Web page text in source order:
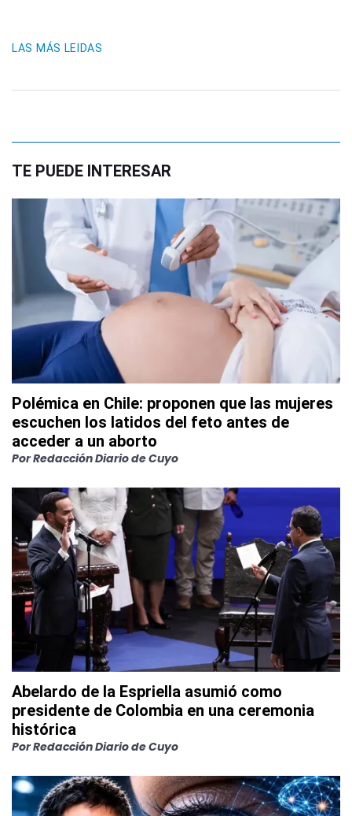
LAS MÁS LEIDAS
TE PUEDE INTERESAR
Polémica en Chile: proponen que las mujeres
escuchen los latidos del feto antes de
acceder a un aborto
PorRedacción Diario de Cuyo
Abelardo de la Espriella asumió como
presidente de Colombia en una ceremonia
histórica
PorRedacción Diario de Cuyo